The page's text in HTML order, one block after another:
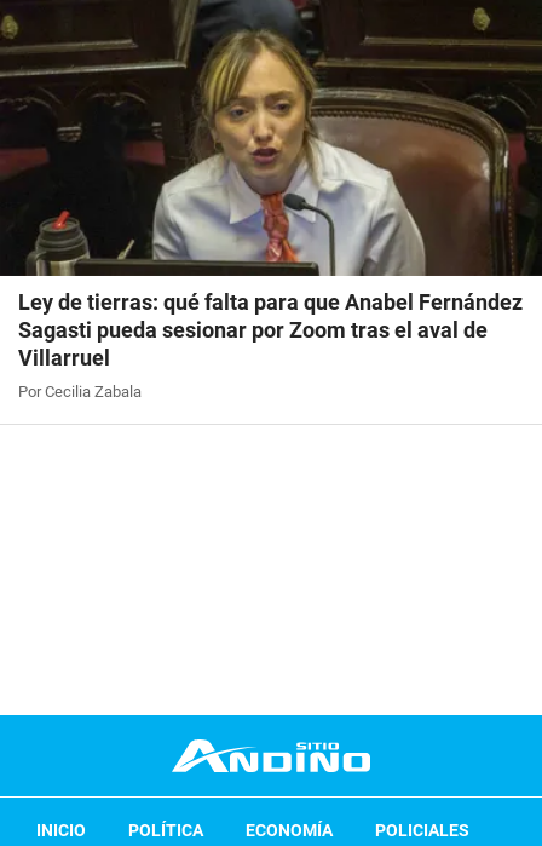
Ley de tierras: qué falta para que Anabel Fernández
Sagasti pueda sesionar por Zoom tras el aval de
Villarruel
Por Cecilia Zabala
INICIO POLÍTICA ECONOMÍA POLICIALES